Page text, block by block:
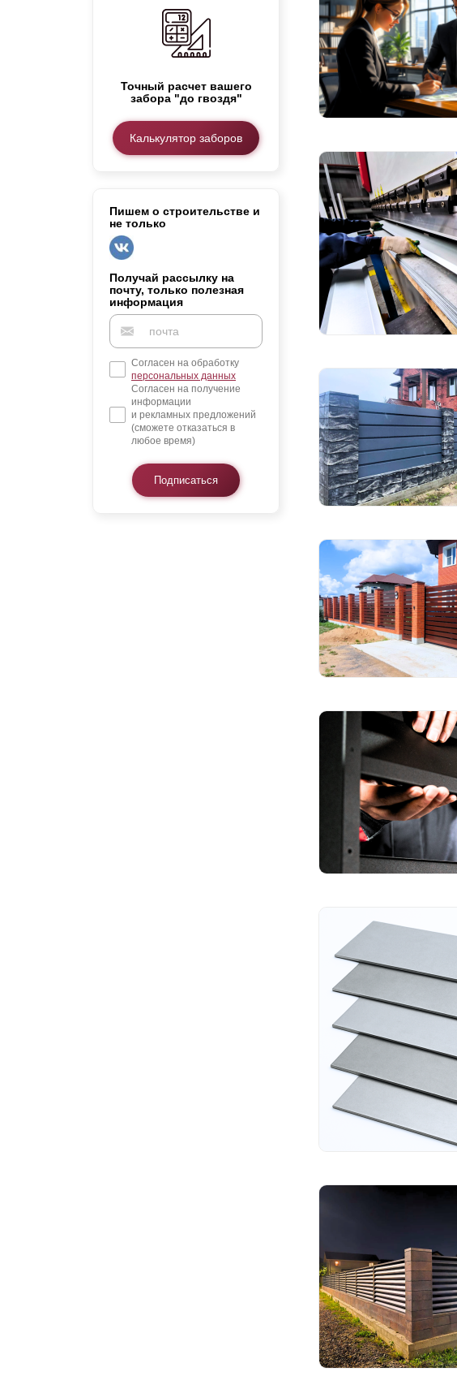
Заборы для дачи
Элитные заборы для коттеджей
Заборы и ограждения для школ
Заборы и ограждения для дома
Точный расчет вашего
забора "до гвоздя"
Калькулятор заборов
Пишем о строительстве и
не только
Получай рассылку на
почту, только полезная
информация
Согласен на обработку
персональных данных
Согласен на получение
информации
и рекламных предложений
(сможете отказаться в
любое время)
Подписаться